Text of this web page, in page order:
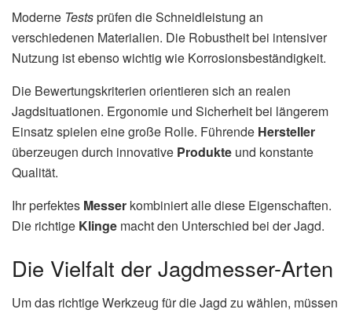
Moderne Testsprüfen die Schneidleistung an
verschiedenen Materialien. Die Robustheit bei intensiver
Nutzung ist ebenso wichtig wie Korrosionsbeständigkeit.
Die Bewertungskriterien orientieren sich an realen
Jagdsituationen. Ergonomie und Sicherheit bei längerem
Einsatz spielen eine große Rolle. Führende Hersteller
überzeugen durch innovative Produkte und konstante
Qualität.
Ihr perfektes Messer kombiniert alle diese Eigenschaften.
Die richtige Klinge macht den Unterschied bei der Jagd.
Die Vielfalt der Jagdmesser-Arten
Um das richtige Werkzeug für die Jagd zu wählen, müssen